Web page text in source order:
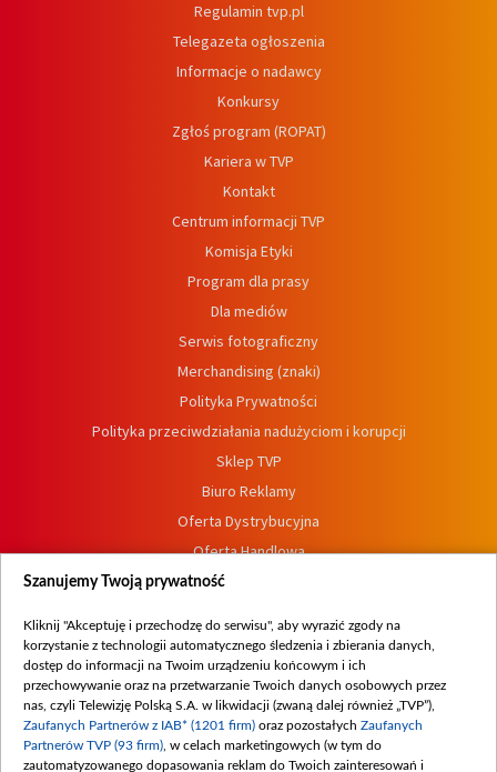
Regulamin tvp.pl
Telegazeta ogłoszenia
Informacje o nadawcy
Konkursy
Zgłoś program (ROPAT)
Kariera w TVP
Kontakt
Centrum informacji TVP
Komisja Etyki
Program dla prasy
Dla mediów
Serwis fotograficzny
Merchandising (znaki)
Polityka Prywatności
Polityka przeciwdziałania nadużyciom i korupcji
Sklep TVP
Biuro Reklamy
Oferta Dystrybucyjna
Oferta Handlowa
Dostępność
Procedura zgłoszeń wewnętrznych
Szanujemy Twoją prywatność
Kliknij "Akceptuję i przechodzę do serwisu", aby wyrazić zgody na
korzystanie z technologii automatycznego śledzenia i zbierania danych,
dostęp do informacji na Twoim urządzeniu końcowym i ich
przechowywanie oraz na przetwarzanie Twoich danych osobowych przez
nas, czyli Telewizję Polską S.A. w likwidacji (zwaną dalej również „TVP”),
Zaufanych Partnerów z IAB* (1201 firm) oraz pozostałych Zaufanych
Partnerów TVP (93 firm) , w celach marketingowych (w tym do
zautomatyzowanego dopasowania reklam do Twoich zainteresowań i